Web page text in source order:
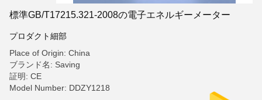
標準GB/T17215.321-2008の電子エネルギーメーター
プロダクト細部
Place of Origin: China
ブランド名: Saving
証明: CE
Model Number: DDZY1218